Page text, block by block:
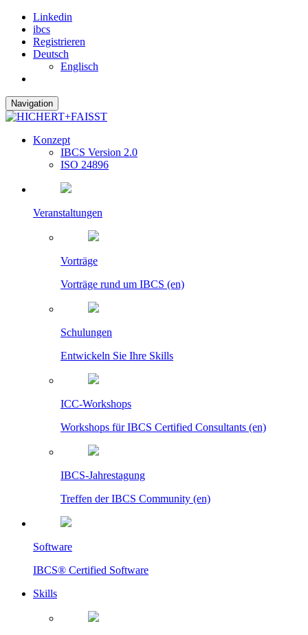
Linkedin
ibcs
Registrieren
Deutsch
Englisch
Navigation
Konzept
IBCS Version 2.0
ISO 24896
Veranstaltungen
Vorträge
Vorträge rund um IBCS (en)
Schulungen
Entwickeln Sie Ihre Skills
ICC-Workshops
Workshops für IBCS Certified Consultants (en)
IBCS-Jahrestagung
Treffen der IBCS Community (en)
Software
IBCS® Certified Software
Skills